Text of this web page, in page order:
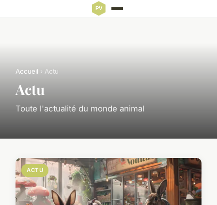
Accueil › Actu
Actu
Toute l'actualité du monde animal
ACTU